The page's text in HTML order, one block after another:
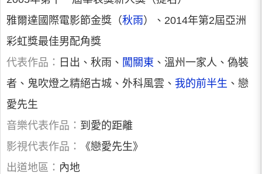
雅爾達國際電影節金獎（秋雨）、2014年第2屆亞洲
彩虹獎最佳男配角獎
代表作品： 日出、秋雨、 闖關東 、溫州一家人、偽裝
者、鬼吹燈之精絕古城、外科風雲、 我的前半生 、戀
愛先生
音樂代表作品： 到愛的距離
影視代表作品：
《戀愛先生》
出道地區： 內地